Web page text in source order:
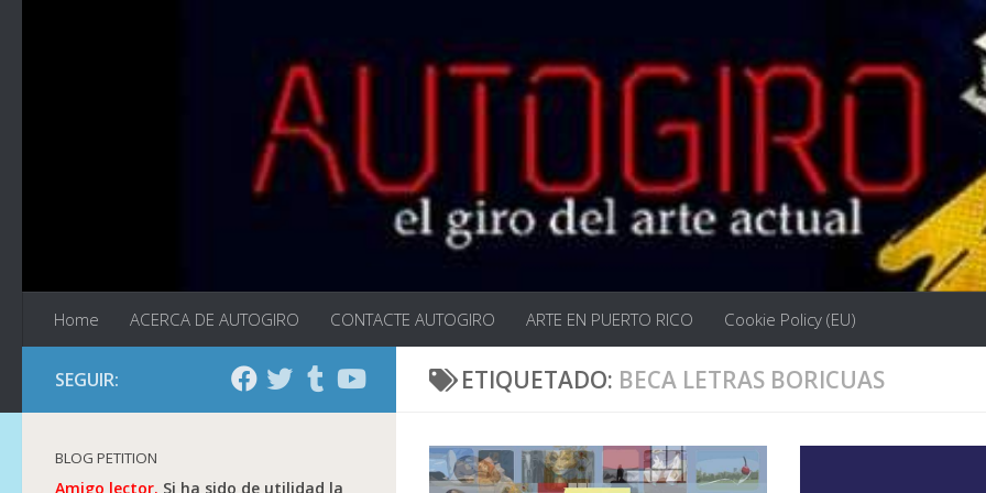
Home ACERCA DE AUTOGIRO CONTACTE AUTOGIRO ARTE EN PUERTO RICO Cookie Policy (EU)
ETIQUETADO: BECA LETRAS BORICUAS
SEGUIR:
BLOG PETITION
Amigo lector. Si ha sido de utilidad la